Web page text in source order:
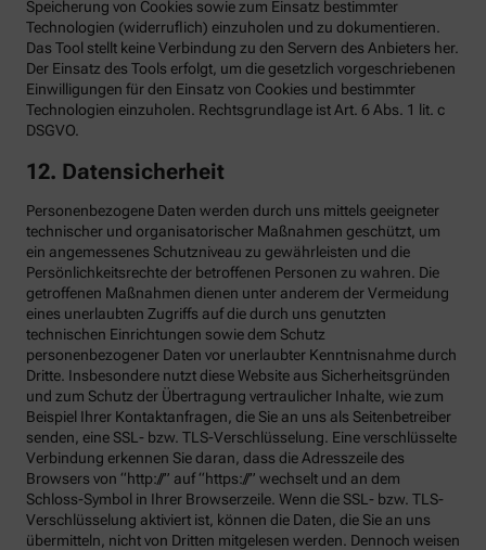
Speicherung von Cookies sowie zum Einsatz bestimmter
Technologien (widerruflich) einzuholen und zu dokumentieren.
Das Tool stellt keine Verbindung zu den Servern des Anbieters her.
Der Einsatz des Tools erfolgt, um die gesetzlich vorgeschriebenen
Einwilligungen für den Einsatz von Cookies und bestimmter
Technologien einzuholen. Rechtsgrundlage ist Art. 6 Abs. 1 lit. c
DSGVO.
12. Datensicherheit
Personenbezogene Daten werden durch uns mittels geeigneter
technischer und organisatorischer Maßnahmen geschützt, um
ein angemessenes Schutzniveau zu gewährleisten und die
Persönlichkeitsrechte der betroffenen Personen zu wahren. Die
getroffenen Maßnahmen dienen unter anderem der Vermeidung
eines unerlaubten Zugriffs auf die durch uns genutzten
technischen Einrichtungen sowie dem Schutz
personenbezogener Daten vor unerlaubter Kenntnisnahme durch
Dritte. Insbesondere nutzt diese Website aus Sicherheitsgründen
und zum Schutz der Übertragung vertraulicher Inhalte, wie zum
Beispiel Ihrer Kontaktanfragen, die Sie an uns als Seitenbetreiber
senden, eine SSL- bzw. TLS-Verschlüsselung. Eine verschlüsselte
Verbindung erkennen Sie daran, dass die Adresszeile des
Browsers von “http://” auf “https://” wechselt und an dem
Schloss-Symbol in Ihrer Browserzeile. Wenn die SSL- bzw. TLS-
Verschlüsselung aktiviert ist, können die Daten, die Sie an uns
übermitteln, nicht von Dritten mitgelesen werden. Dennoch weisen